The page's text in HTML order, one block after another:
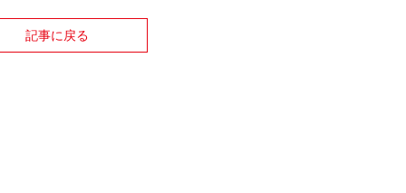
記事に戻る